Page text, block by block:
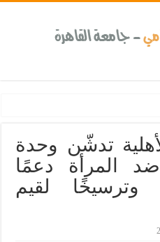
تدشّن وحدة
المرأة دعمًا
وترسيخًا لقيم